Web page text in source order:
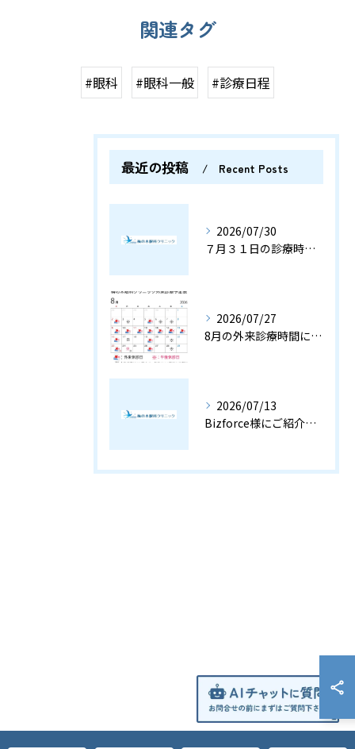
関連タグ
#眼科 #眼科一般 #診療日程
最近の投稿 Recent Posts
2026/07/30
７月３１日の診療時間につきましてご案内いたします
2026/07/27
8月の外来診療時間につきまして
2026/07/13
Bizforce様にご紹介いただきました。